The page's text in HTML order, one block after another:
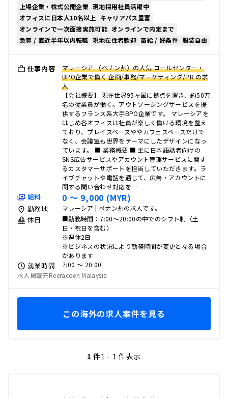
上場企業・株式公開企業 現地採用社員活躍中
オフィスに日本人10名以上
キャリアパス豊富
オンラインで一次面接実施可能 オンラインで内定まで
急募 / 直近半年以内転職 現地在住者歓迎 高給 / 好条件 服装自由
仕事内容
マレーシア （ペナン州）の人気 コールセンター・
BPO企業で働く 企画/事務/マーケティング/PR の求
人
【会社概要】 現在世界95ヶ国に拠点を置き、約50万
名の従業員が働く。アウトソーシングサービスを提
供するフランス系大手BPO企業です。 マレーシアを
はじめ各オフィスは社員が楽しく働ける環境を整え
ており、プレイスペースややカフェスペースだけで
なく、会議室も世界をテーマにしたデザインになっ
ています。 ■ 業務概要 ■ 主に日本語話者向けの
SNS広告サービスやアカウント管理サービスに関す
るカスタマーサポートを担当していただきます。ラ
イブチャットや電話を通じて、広告・アカウントに
関する問い合わせ対応を…
給料 0 〜 9,000 (MYR)
勤務地 マレーシア | ペナン州の求人です。
休日
■勤務時間：7:00～20:00の中でのシフト制（土
日・祝日を含む）
※週休2日
※ビジネスの状況により勤務時間が変更となる場合
があります
就業時間
7:00 〜 20:00
求人掲載元Reeracoen Malaysia
この海外の求人案件を見る
1 件1 - 1 件表示